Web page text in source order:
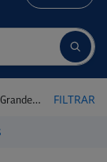
do Sul FILTRAR